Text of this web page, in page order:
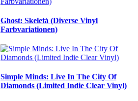
Ghost: Skeletá (Diverse Vinyl
Farbvariationen)
Simple Minds: Live In The City Of
Diamonds (Limited Indie Clear Vinyl)